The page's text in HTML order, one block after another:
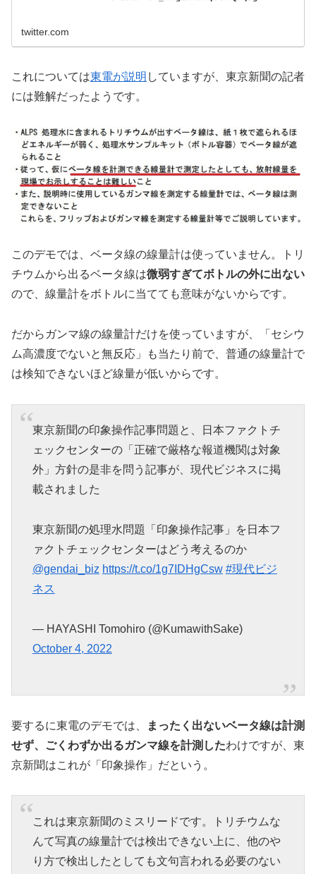
twitter.com
これについては東電が説明 していますが、東京新聞の記者
には難解だったようです。
このデモでは、ベータ線の線量計は使っていません。トリ
チウムから出るベータ線は微弱すぎてボトルの外に出ない
ので、線量計をボトルに当てても意味がないからです。
だからガンマ線の線量計だけを使っていますが、「セシウ
ム高濃度でないと無反応」も当たり前で、普通の線量計で
は検知できないほど線量が低いからです。
東京新聞の印象操作記事問題と、日本ファクトチ
ェックセンターの「正確で厳格な報道機関は対象
外」方針の是非を問う記事が、現代ビジネスに掲
載されました
東京新聞の処理水問題「印象操作記事」を日本フ
ァクトチェックセンターはどう考えるのか
@gendai_biz https://t.co/1g7IDHgCsw #現代ビジ
ネス
— HAYASHI Tomohiro (@KumawithSake)
October 4, 2022
要するに東電のデモでは、
まったく出ないベータ線は計測
せず、ごくわずか出るガンマ線を計測したわけですが、東
京新聞はこれが「印象操作」だという。
これは東京新聞のミスリードです。トリチウムな
んて写真の線量計では検出できない上に、他のや
り方で検出したとしても文句言われる必要のない